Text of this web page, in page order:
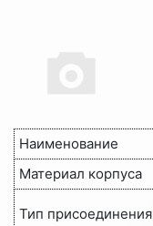
Наименование
Материал корпуса
Тип присоединения